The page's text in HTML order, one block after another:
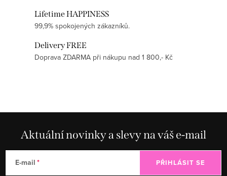
Lifetime HAPPINESS
99,9% spokojených zákazníků.
Delivery FREE
Doprava ZDARMA při nákupu nad 1 800,- Kč
Aktuální novinky a slevy na váš e-mail
E-mail PŘIHLÁSIT SE